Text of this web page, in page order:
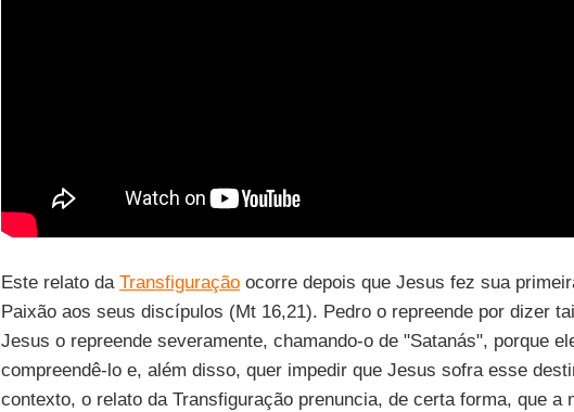
Este relato da Transfiguraçãoocorre depois que Jesus fez sua
Paixão aos seus discípulos (Mt 16,21). Pedro o repreende por dizer
Jesus o repreende severamente, chamando-o de "Satanás", porque
compreendê-lo e, além disso, quer impedir que Jesus sofra esse
contexto, o relato da Transfiguração prenuncia, de certa forma, que a